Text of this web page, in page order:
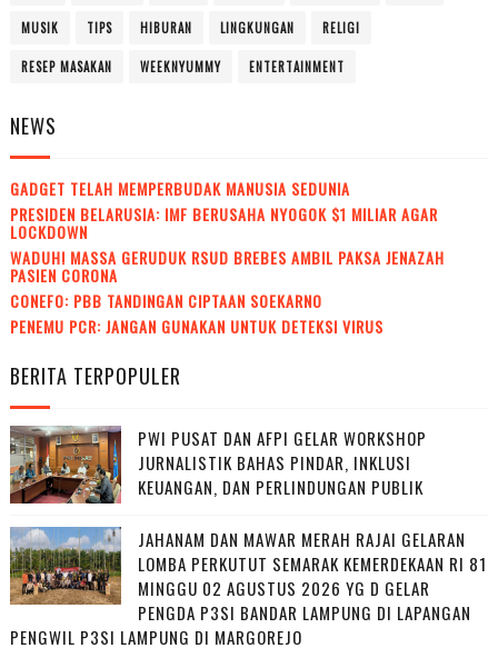
MUSIK TIPS HIBURAN LINGKUNGAN RELIGI
RESEP MASAKAN WEEKNYUMMY ENTERTAINMENT
NEWS
GADGET TELAH MEMPERBUDAK MANUSIA SEDUNIA
PRESIDEN BELARUSIA: IMF BERUSAHA NYOGOK $1 MILIAR AGAR
LOCKDOWN
WADUH! MASSA GERUDUK RSUD BREBES AMBIL PAKSA JENAZAH
PASIEN CORONA
CONEFO: PBB TANDINGAN CIPTAAN SOEKARNO
PENEMU PCR: JANGAN GUNAKAN UNTUK DETEKSI VIRUS
BERITA TERPOPULER
PWI PUSAT DAN AFPI GELAR WORKSHOP
JURNALISTIK BAHAS PINDAR, INKLUSI
KEUANGAN, DAN PERLINDUNGAN PUBLIK
JAHANAM DAN MAWAR MERAH RAJAI GELARAN
LOMBA PERKUTUT SEMARAK KEMERDEKAAN RI 81
MINGGU 02 AGUSTUS 2026 YG D GELAR
PENGDA P3SI BANDAR LAMPUNG DI LAPANGAN
PENGWIL P3SI LAMPUNG DI MARGOREJO